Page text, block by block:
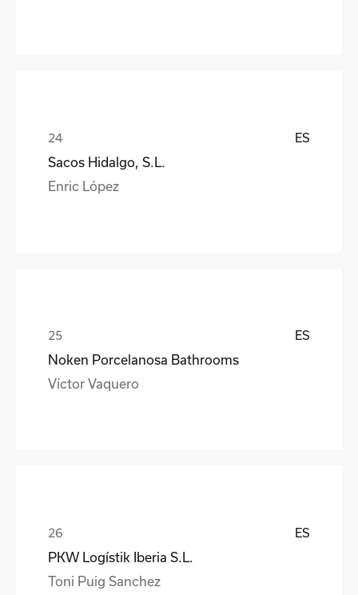
ES
Sacos Hidalgo, S.L.
Enric López
ES
Noken Porcelanosa Bathrooms
Víctor Vaquero
ES
PKW Logístik Iberia S.L.
Toni Puig Sanchez